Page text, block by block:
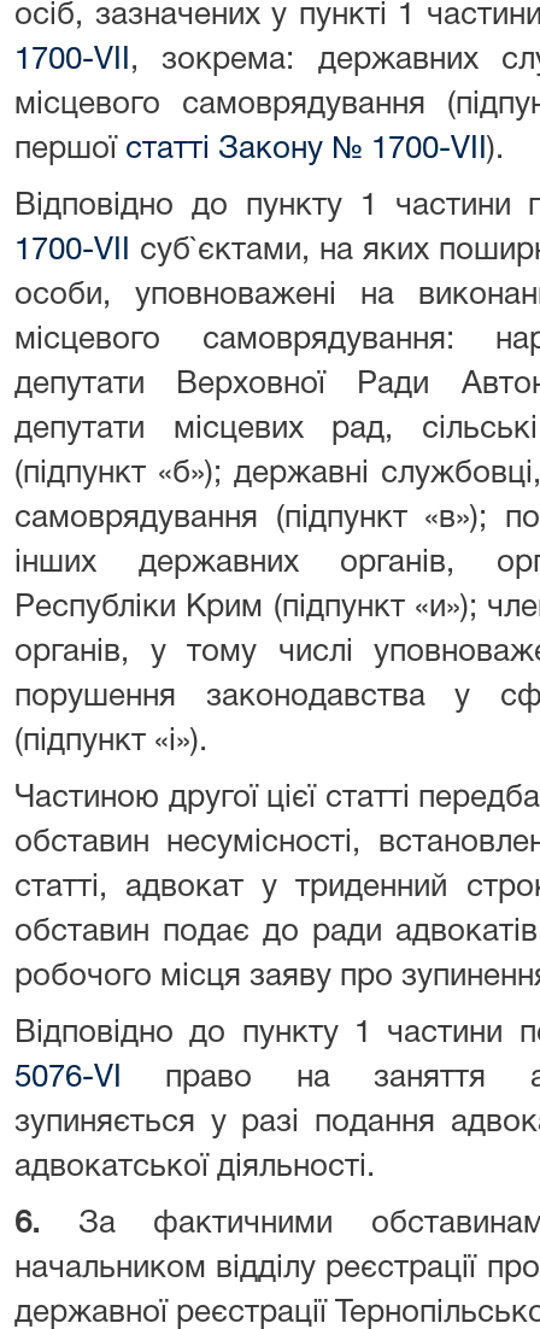
осіб, зазначених у пункті 1
1700-VII , зокрема: державних
місцевого самоврядування
першої статті Закону № 1700-VII ).
Відповідно до пункту 1 частини
1700-VII
суб`єктами, на яких
особи, уповноважені на
місцевого самоврядування:
депутати Верховної Ради
депутати місцевих рад,
(підпункт «б»); державні
самоврядування (підпункт «в»);
інших державних органів,
Республіки Крим (підпункт «и»);
органів, у тому числі
порушення законодавства у
(підпункт «і»).
Частиною другої цієї статті
обставин несумісності,
статті, адвокат у триденний
обставин подає до ради
робочого місця заяву про
Відповідно до пункту 1 частини
5076-VI
право на заняття
зупиняється у разі подання
адвокатської діяльності.
6. За фактичними
начальником відділу реєстрації
державної реєстрації